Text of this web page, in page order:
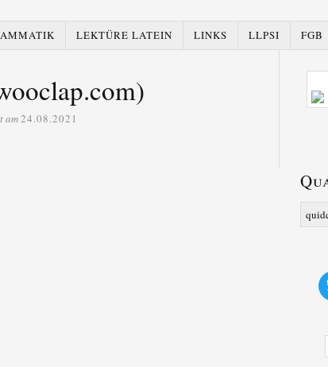
LEKTÜRE LATEIN LINKS LLPSI FGB
am24.08.2021